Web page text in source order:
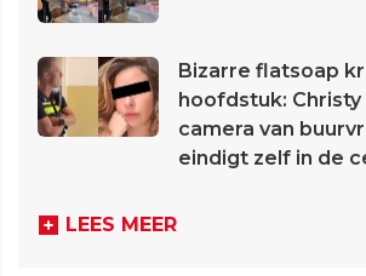
Bizarre flatsoap
hoofdstuk:
camera van
eindigt zelf in de
LEES MEER